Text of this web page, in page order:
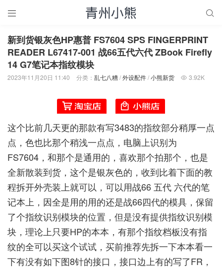
 
新到货银灰色HP惠普 FS7604 SPS FINGERPRINT
READER L67417-001 战66五代六代 ZBook Firefly
14 G7笔记本指纹模块
2023年11月20日 11:40 分类： 乱七八糟/外设配件/小熊新货  3.92K
这个比前几天更的那款有写3483的指纹部分稍厚一点
点，色也比那个稍浅一点点，电脑上识别为
FS7604，和那个是通用的，喜欢那个拍那个，也是
全新散装到货，这个是银灰色的，收到比着下面的教
程拆开外壳装上就可以，可以用战66 五代 六代的笔
记本上，因全是用的用的还是战66四代的模具，保留
了个指纹识别模块的位置，但是没有提供指纹识别模
块，理论上只要HP的本本，有那个指纹档板没有指
纹的全可以买这个试试，买前推荐先拆一下本本看一
下有没有如下图8针的接口，接口边上有的写了FR，